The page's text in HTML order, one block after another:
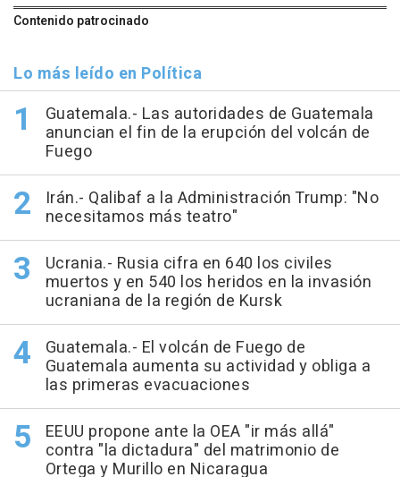
Contenido patrocinado
Lo más leído en Política
Guatemala.- Las autoridades de Guatemala
anuncian el fin de la erupción del volcán de
Fuego
Irán.- Qalibaf a la Administración Trump: "No
necesitamos más teatro"
Ucrania.- Rusia cifra en 640 los civiles
muertos y en 540 los heridos en la invasión
ucraniana de la región de Kursk
Guatemala.- El volcán de Fuego de
Guatemala aumenta su actividad y obliga a
las primeras evacuaciones
EEUU propone ante la OEA "ir más allá"
contra "la dictadura" del matrimonio de
Ortega y Murillo en Nicaragua